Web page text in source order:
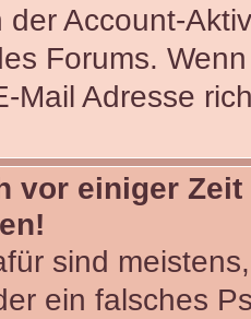
der Account-
Forums.
Mail Adresse
vor einiger
sind
ein falsches